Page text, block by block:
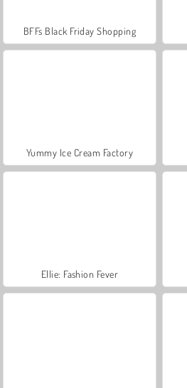
BFFs Black Friday Shopping
Yummy Ice Cream Factory
Ellie: Fashion Fever